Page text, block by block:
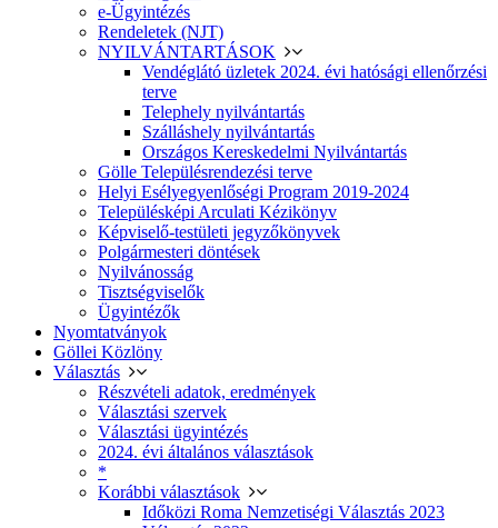
e-Ügyintézés
Rendeletek (NJT)
NYILVÁNTARTÁSOK
Vendéglátó üzletek 2024. évi hatósági ellenőrzési
terve
Telephely nyilvántartás
Szálláshely nyilvántartás
Országos Kereskedelmi Nyilvántartás
Gölle Településrendezési terve
Helyi Esélyegyenlőségi Program 2019-2024
Településképi Arculati Kézikönyv
Képviselő-testületi jegyzőkönyvek
Polgármesteri döntések
Nyilvánosság
Tisztségviselők
Ügyintézők
Nyomtatványok
Göllei Közlöny
Választás
Részvételi adatok, eredmények
Választási szervek
Választási ügyintézés
2024. évi általános választások
*
Korábbi választások
Időközi Roma Nemzetiségi Választás 2023